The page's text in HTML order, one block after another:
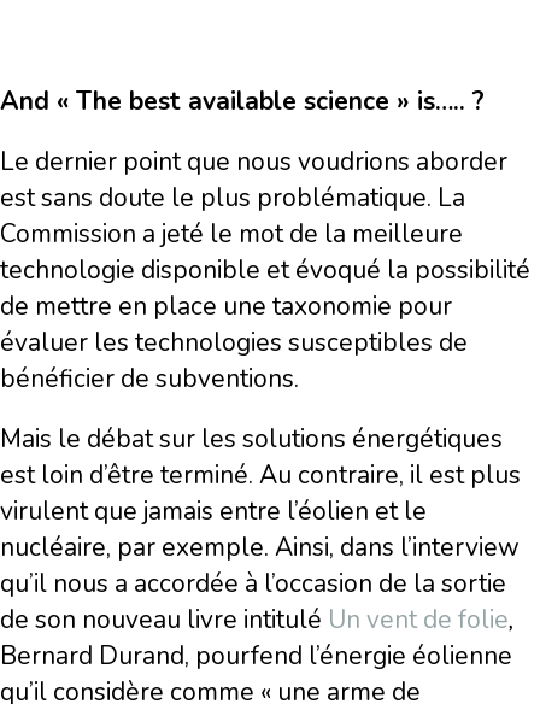
And « The best available science » is….. ?
Le dernier point que nous voudrions aborder
est sans doute le plus problématique. La
Commission a jeté le mot de la meilleure
technologie disponible et évoqué la possibilité
de mettre en place une taxonomie pour
évaluer les technologies susceptibles de
bénéficier de subventions.
Mais le débat sur les solutions énergétiques
est loin d’être terminé. Au contraire, il est plus
virulent que jamais entre l’éolien et le
nucléaire, par exemple. Ainsi, dans l’interview
qu’il nous a accordée à l’occasion de la sortie
de son nouveau livre intitulé Un vent de folie,
Bernard Durand, pourfend l’énergie éolienne
qu’il considère comme « une arme de